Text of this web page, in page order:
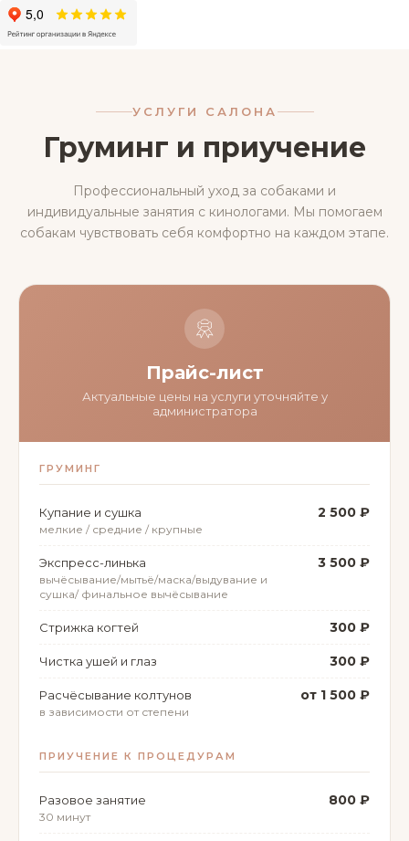
УСЛУГИ САЛОНА
Груминг и приучение
Профессиональный уход за собаками и
индивидуальные занятия с кинологами. Мы помогаем
собакам чувствовать себя комфортно на каждом этапе.
Прайс-лист
Актуальные цены на услуги уточняйте у
администратора
ГРУМИНГ
Купание и сушка
мелкие / средние / крупные
2 500 ₽
Экспресс-линька
вычёсывание/мытьё/маска/выдувание и
сушка/ финальное вычёсывание
3 500 ₽
Стрижка когтей 300 ₽
Чистка ушей и глаз 300 ₽
Расчёсывание колтунов
в зависимости от степени
от 1 500 ₽
ПРИУЧЕНИЕ К ПРОЦЕДУРАМ
Разовое занятие
30 минут
800 ₽